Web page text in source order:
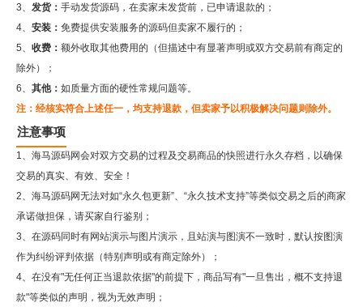
3、 发货： 手动发货源码，在卖家未发货前，已申请退款的；
4、 安装： 免费提供安装服务的源码但卖家不履行的；
5、 收费： 额外收取其他费用的（但描述中有显著声明或双方交易前有商定的
除外）；
6、 其他： 如质量方面的硬性常规问题等。
注：经核实符合上述任一，均支持退款，但卖家予以积极解决问题则除外。
注意事项
1、海马源码网会对双方交易的过程及交易商品的快照进行永久存档，以确保
交易的真实、有效、安全！
2、 海马源码网无法对如“永久包更新”、“永久技术支持”等类似交易之后的商家
承诺做担保，请买家自行鉴别；
3、在源码同时有网站演示与图片演示，且站演与图演不一致时，默认按图演
作为纠纷评判依据（特别声明或有商定除外）；
4、在没有"无任何正当退款依据"的前提下，商品写有"一旦售出，概不支持退
款"等类似的声明，视为无效声明；